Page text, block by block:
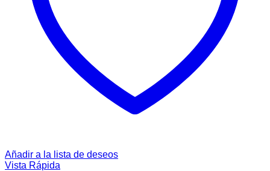
Añadir a la lista de deseos
Vista Rápida